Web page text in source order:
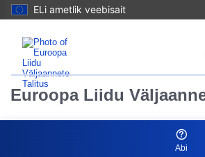
ELi ametlik veebisait
Euroopa Liidu
Abi